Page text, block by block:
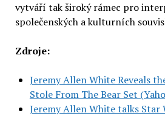
vytváří tak široký rámec pro
společenských a kulturních
Zdroje:
Jeremy Allen White Reveals
Stole From The Bear Set
Jeremy Allen White talks Star